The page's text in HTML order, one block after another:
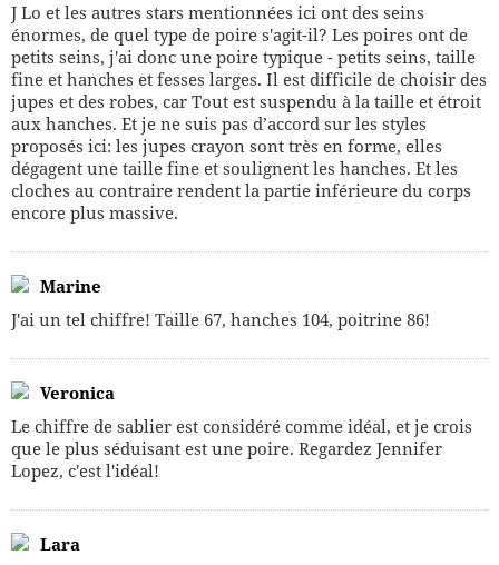
J Lo et les autres stars mentionnées ici ont des seins
énormes, de quel type de poire s'agit-il? Les poires ont de
petits seins, j'ai donc une poire typique - petits seins, taille
fine et hanches et fesses larges. Il est difficile de choisir des
jupes et des robes, car Tout est suspendu à la taille et étroit
aux hanches. Et je ne suis pas d’accord sur les styles
proposés ici: les jupes crayon sont très en forme, elles
dégagent une taille fine et soulignent les hanches. Et les
cloches au contraire rendent la partie inférieure du corps
encore plus massive.
Marine
J'ai un tel chiffre! Taille 67, hanches 104, poitrine 86!
Veronica
Le chiffre de sablier est considéré comme idéal, et je crois
que le plus séduisant est une poire. Regardez Jennifer
Lopez, c'est l'idéal!
Lara